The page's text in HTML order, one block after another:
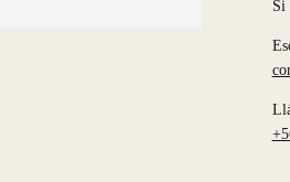
Si